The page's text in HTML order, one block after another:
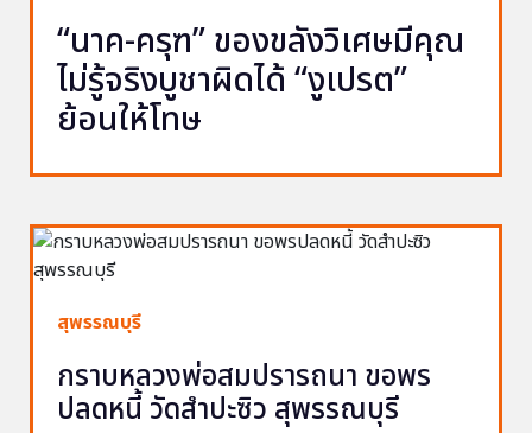
“นาค-ครุฑ” ของขลังวิเศษมีคุณ
ไม่รู้จริงบูชาผิดได้ “งูเปรต”
ย้อนให้โทษ
สุพรรณบุรี
กราบหลวงพ่อสมปรารถนา ขอพร
ปลดหนี้ วัดสำปะซิว สุพรรณบุรี